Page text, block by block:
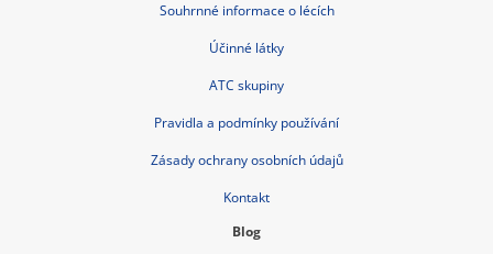
Souhrnné informace o lécích
Účinné látky
ATC skupiny
Pravidla a podmínky používání
Zásady ochrany osobních údajů
Kontakt
Blog